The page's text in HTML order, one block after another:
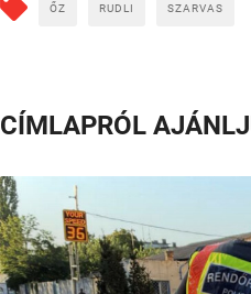
ŐZ RUDLI SZARVAS
CÍMLAPRÓL